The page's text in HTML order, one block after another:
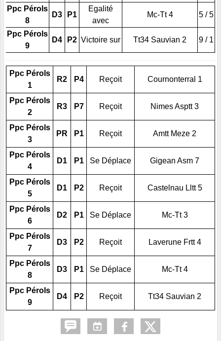
Ppc Pérols
8
D3 P1
Egalité
avec
Mc-Tt 4 5 / 5
Ppc Pérols
9
D4 P2 Victoire sur Tt34 Sauvian 2 9 / 1
Ppc Pérols
1
R2 P4 Reçoit Cournonterral 1
Ppc Pérols
2
R3 P7 Reçoit Nimes Asptt 3
Ppc Pérols
3
PR P1 Reçoit Amtt Meze 2
Ppc Pérols
4
D1 P1 Se Déplace Gigean Asm 7
Ppc Pérols
5
D1 P2 Reçoit Castelnau Lltt 5
Ppc Pérols
6
D2 P1 Se Déplace Mc-Tt 3
Ppc Pérols
7
D3 P2 Reçoit Laverune Frtt 4
Ppc Pérols
8
D3 P1 Se Déplace Mc-Tt 4
Ppc Pérols
9
D4 P2 Reçoit Tt34 Sauvian 2